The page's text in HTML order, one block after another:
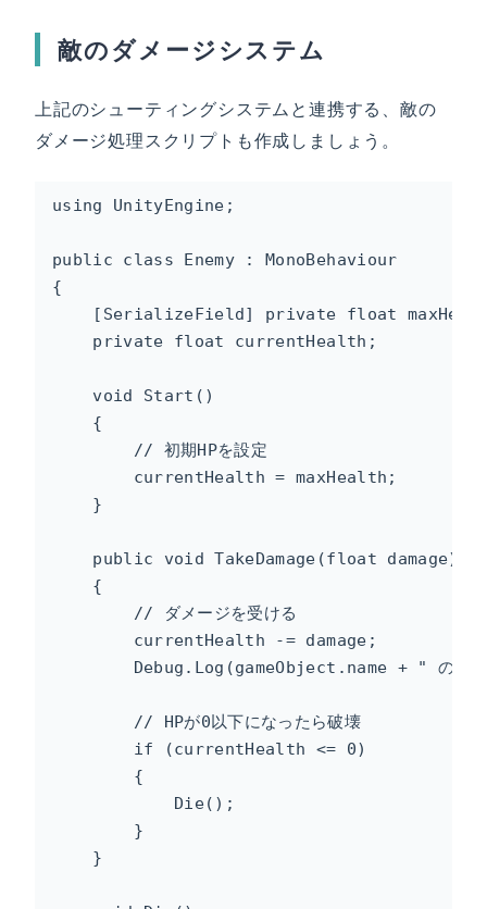
敵のダメージシステム
上記のシューティングシステムと連携する、敵の
ダメージ処理スクリプトも作成しましょう。
using UnityEngine;
public class Enemy : MonoBehaviour
{
[SerializeField] private float
    private float currentHealth;
    void Start()
    {
        // 初期HPを設定
        currentHealth = maxHealth;
    }
    public void TakeDamage(float damage)
    {
        // ダメージを受ける
        currentHealth -= damage;
Debug.Log(gameObject.name + " の残
        // HPが0以下になったら破壊
        if (currentHealth <= 0)
        {
            Die();
        }
    }